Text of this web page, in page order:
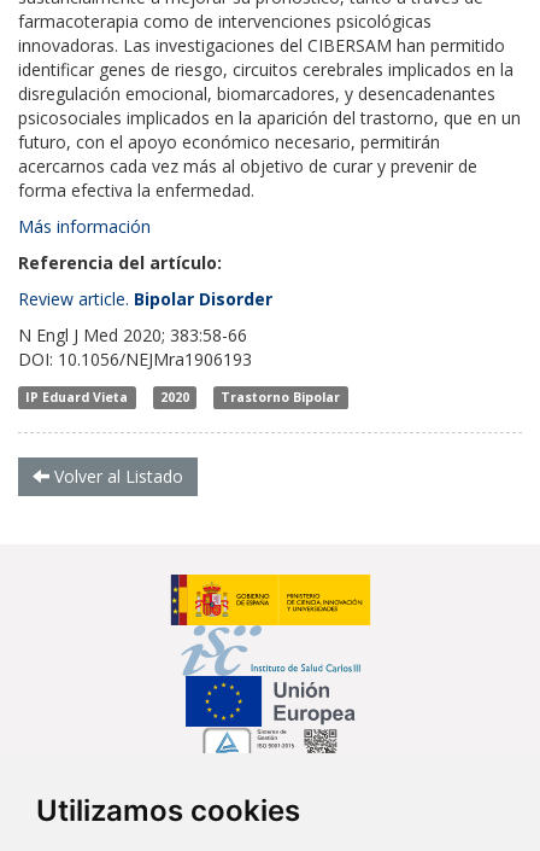
Utilizamos cookies
farmacoterapia como de intervenciones psicológicas
innovadoras. Las investigaciones del CIBERSAM han permitido
identificar genes de riesgo, circuitos cerebrales implicados en la
disregulación emocional, biomarcadores, y desencadenantes
psicosociales implicados en la aparición del trastorno, que en un
futuro, con el apoyo económico necesario, permitirán
acercarnos cada vez más al objetivo de curar y prevenir de
forma efectiva la enfermedad.
Más información
Referencia del artículo:
Review article. Bipolar Disorder
N Engl J Med 2020; 383:58-66
DOI: 10.1056/NEJMra1906193
IP Eduard Vieta 2020 Trastorno Bipolar
Volver al Listado
Síguenos en...